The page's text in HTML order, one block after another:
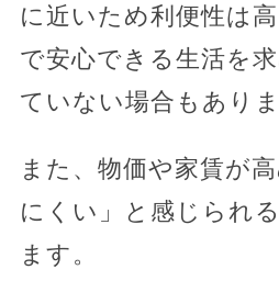
に近いため利便性は
で安心できる生活を
ていない場合もありま
また、物価や家賃が
にくい」と感じられ
ます。